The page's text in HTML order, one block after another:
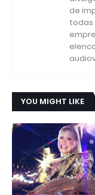
de
todas
YOU MIGHT LIKE